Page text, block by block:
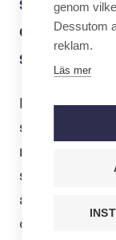
skulle
obalans
ste­met
skulle
minst 10
skulle
än detta
genom
Dessutom
reklam.
Läs mer